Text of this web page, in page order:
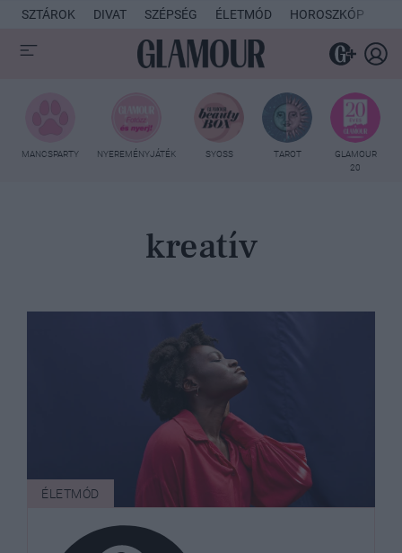
SZTÁROK DIVAT SZÉPSÉG ÉLETMÓD HOROSZKÓP
MANCSPARTY NYEREMÉNYJÁTÉK SYOSS TAROT
GLAMOUR
20
kreatív
ÉLETMÓD